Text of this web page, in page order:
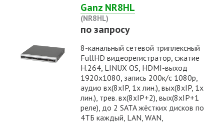
Ganz NR8HL
(NR8HL)
по запросу
8-канальный сетевой триплексный
FullHD видеорегистратор, сжатие
H.264, LINUX OS, HDMI-выход
1920х1080, запись 200к/с 1080p,
аудио вх(8xIP, 1x лин.), вых(8xIP, 1x
лин.), трев. вх(8xIP+2), вых(8xIP+1
реле), до 2 SATA жёстких дисков по
4ТБ каждый, LAN, WAN,